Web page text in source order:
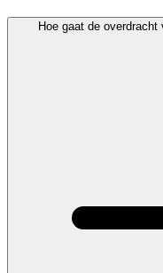
Hoe gaat de